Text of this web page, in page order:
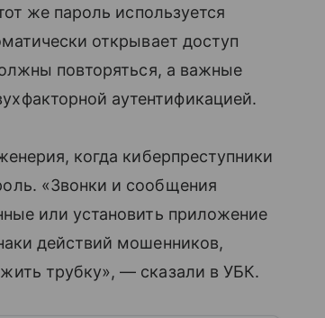
же пароль используется
открывает доступ
повторяться, а важные
аутентификацией.
когда киберпреступники
«Звонки и сообщения
или установить приложение
действий мошенников,
трубку», — сказали в УБК.